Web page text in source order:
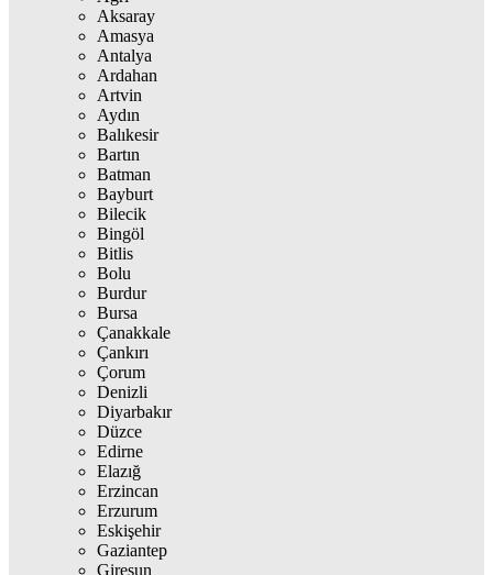
Aksaray
Amasya
Antalya
Ardahan
Artvin
Aydın
Balıkesir
Bartın
Batman
Bayburt
Bilecik
Bingöl
Bitlis
Bolu
Burdur
Bursa
Çanakkale
Çankırı
Çorum
Denizli
Diyarbakır
Düzce
Edirne
Elazığ
Erzincan
Erzurum
Eskişehir
Gaziantep
Giresun